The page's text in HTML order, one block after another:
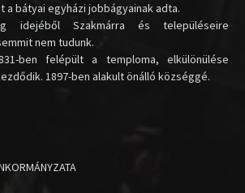
bátyai egyházi jobbágyainak adta.
idejéből Szakmárra és településeire
nem tudunk.
ben felépült a temploma, elkülönülése
1897-ben alakult önálló községgé.